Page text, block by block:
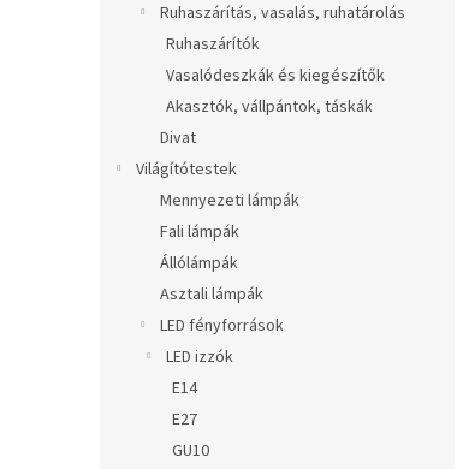
Ruhaszárítás, vasalás, ruhatárolás
Ruhaszárítók
Vasalódeszkák és kiegészítők
Akasztók, vállpántok, táskák
Divat
Világítótestek
Mennyezeti lámpák
Fali lámpák
Állólámpák
Asztali lámpák
LED fényforrások
LED izzók
E14
E27
GU10